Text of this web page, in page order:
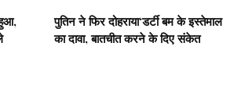
पुतिन ने फिर दोहराया‘डर्टी बम के इस्तेमाल
का दावा, बातचीत करने के दिए संकेत